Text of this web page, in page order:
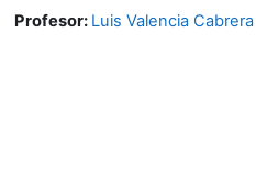
Profesor: Luis Valencia Cabrera